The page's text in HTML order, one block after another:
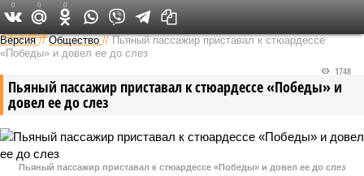
Федеральный выпуск
Версия //Общество //Пьяный пассажир приставал к стюардессе
«Победы» и довел ее до слез
Пьяный пассажир приставал к стюардессе «Победы» и
довел ее до слез
1748
Пьяный пассажир приставал к стюардессе «Победы» и довел ее до слез
0 0 0